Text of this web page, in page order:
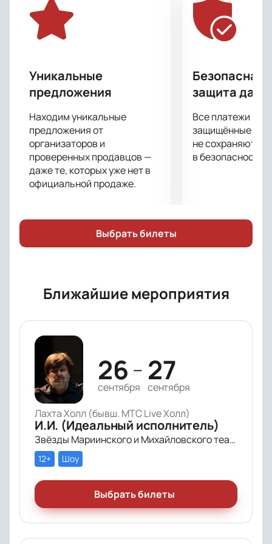
Уникальные
предложения
Находим уникальные
предложения от
организаторов и
проверенных продавцов —
даже те, которых уже нет в
официальной продаже.
Безопасная
защита
Все платежи
защищённые
не сохраняются
в безопасности.
Выбрать билеты
Ближайшие мероприятия
26
сентября
— 27
сентября
Лахта Холл (бывш. МТС Live Холл)
И.И. (Идеальный исполнитель)
Звёзды Мариинского и Михайловского театра и лауреаты премии «Онегин» выступят в цифровом симфоническом перформансе «ИИ» Рустама Сагдиева.
12+ Шоу
Выбрать билеты